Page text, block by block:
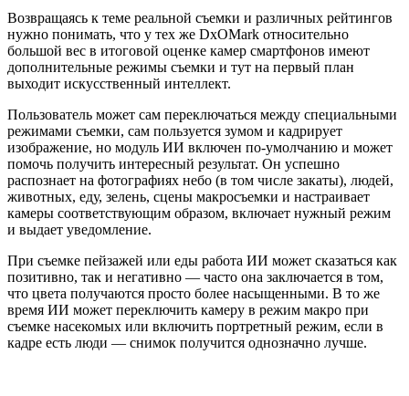
Возвращаясь к теме реальной съемки и различных рейтингов
нужно понимать, что у тех же DxOMark относительно
большой вес в итоговой оценке камер смартфонов имеют
дополнительные режимы съемки и тут на первый план
выходит искусственный интеллект.
Пользователь может сам переключаться между специальными
режимами съемки, сам пользуется зумом и кадрирует
изображение, но модуль ИИ включен по-умолчанию и может
помочь получить интересный результат. Он успешно
распознает на фотографиях небо (в том числе закаты), людей,
животных, еду, зелень, сцены макросъемки и настраивает
камеры соответствующим образом, включает нужный режим
и выдает уведомление.
При съемке пейзажей или еды работа ИИ может сказаться как
позитивно, так и негативно — часто она заключается в том,
что цвета получаются просто более насыщенными. В то же
время ИИ может переключить камеру в режим макро при
съемке насекомых или включить портретный режим, если в
кадре есть люди — снимок получится однозначно лучше.